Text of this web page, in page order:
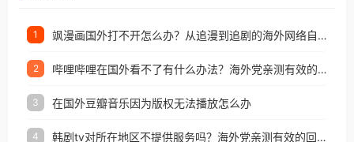
1 飒漫画国外打不开怎么办？从追漫到追剧的海外网络自由之路
2 哔哩哔哩在国外看不了有什么办法？海外党亲测有效的回国加速解决方案
3 在国外豆瓣音乐因为版权无法播放怎么办
4 韩剧tv对所在地区不提供服务吗？海外党亲测有效的回国加速解决方案